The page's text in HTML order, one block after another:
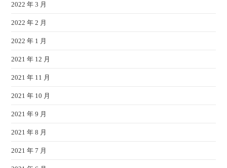
2022 年 3 月
2022 年 2 月
2022 年 1 月
2021 年 12 月
2021 年 11 月
2021 年 10 月
2021 年 9 月
2021 年 8 月
2021 年 7 月